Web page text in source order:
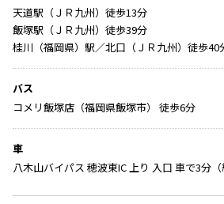
天道駅（ＪＲ九州）徒歩13分
飯塚駅（ＪＲ九州）徒歩39分
桂川（福岡県）駅／北口（ＪＲ九州）徒歩40
バス
コメリ飯塚店（福岡県飯塚市） 徒歩6分
車
八木山バイパス 穂波東IC 上り 入口 車で3分（